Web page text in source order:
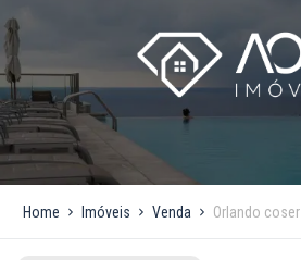
Home Imóveis Venda Orlando coser